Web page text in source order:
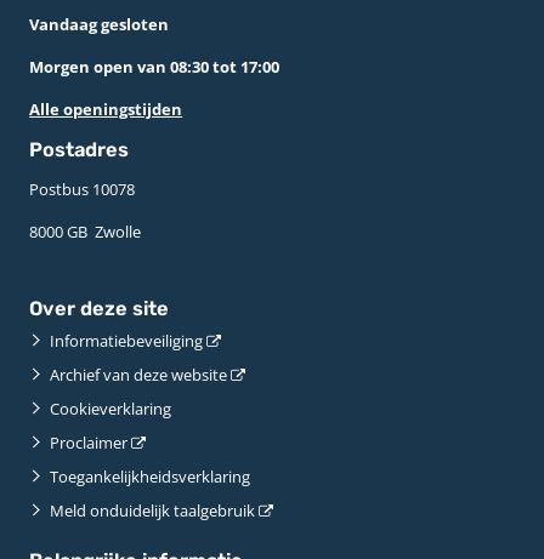
Vandaag gesloten
Morgen open van 08:30 tot 17:00
Alle openingstijden
Postadres
Postbus 10078 ­
8000 GB ­ Zwolle
Over deze site
Informatiebeveiliging
Archief van deze website
Cookieverklaring
Proclaimer
Toegankelijkheidsverklaring
Meld onduidelijk taalgebruik